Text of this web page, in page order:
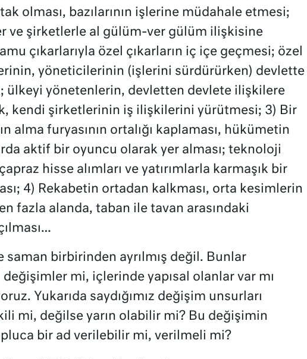
olması, bazılarının işlerine müdahale etmesi;
ve şirketlerle al gülüm-ver gülüm ilişkisine
çıkarlarıyla özel çıkarların iç içe geçmesi; özel
yöneticilerinin (işlerini sürdürürken) devlette
ülkeyi yönetenlerin, devletten devlete ilişkilere
kendi şirketlerinin iş ilişkilerini yürütmesi; 3) Bir
alma furyasının ortalığı kaplaması, hükümetin
aktif bir oyuncu olarak yer alması; teknoloji
hisse alımları ve yatırımlarla karmaşık bir
4) Rekabetin ortadan kalkması, orta kesimlerin
fazla alanda, taban ile tavan arasındaki
saman birbirinden ayrılmış değil. Bunlar
mi, içlerinde yapısal olanlar var mı
Yukarıda saydığımız değişim unsurları
mi, değilse yarın olabilir mi? Bu değişimin
bir ad verilebilir mi, verilmeli mi?